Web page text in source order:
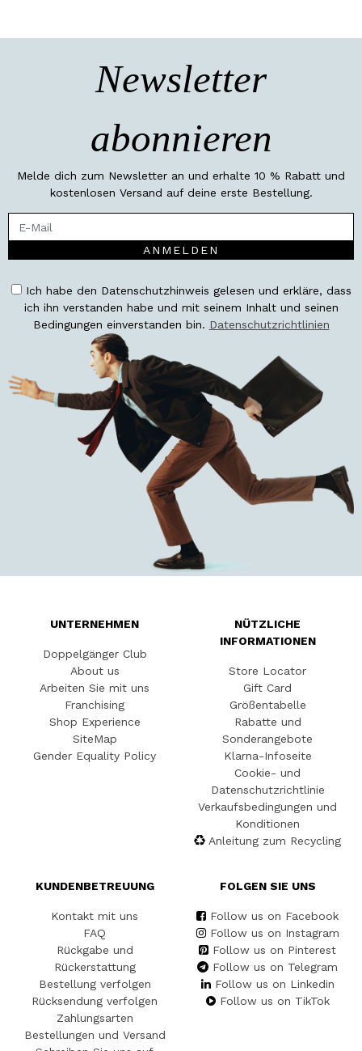
Newsletter
abonnieren
Melde dich zum Newsletter an und erhalte 10 % Rabatt und
kostenlosen Versand auf deine erste Bestellung.
ANMELDEN
Ich habe den Datenschutzhinweis gelesen und erkläre, dass
ich ihn verstanden habe und mit seinem Inhalt und seinen
Bedingungen einverstanden bin. Datenschutzrichtlinien
UNTERNEHMEN
Doppelgänger Club
About us
Arbeiten Sie mit uns
Franchising
Shop Experience
SiteMap
Gender Equality Policy
NÜTZLICHE
INFORMATIONEN
Store Locator
Gift Card
Größentabelle
Rabatte und
Sonderangebote
Klarna-Infoseite
Cookie- und
Datenschutzrichtlinie
Verkaufsbedingungen und
Konditionen
Anleitung zum Recycling
KUNDENBETREUUNG
Kontakt mit uns
FAQ
Rückgabe und
Rückerstattung
Bestellung verfolgen
Rücksendung verfolgen
Zahlungsarten
Bestellungen und Versand
FOLGEN SIE UNS
Follow us on Facebook
Follow us on Instagram
Follow us on Pinterest
Follow us on Telegram
Follow us on Linkedin
Follow us on TikTok